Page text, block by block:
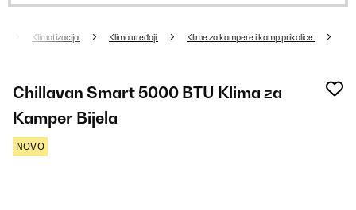
Klimatizacija Klima uređaji Klime za kampere i kamp prikolice
Chillavan Smart 5000 BTU Klima za
Kamper Bijela
NOVO